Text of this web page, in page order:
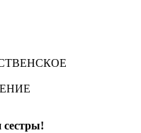
сестры!